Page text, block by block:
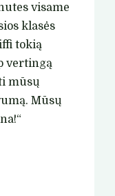
visame
klasės
tokią
vertingą
mūsų
Mūsų